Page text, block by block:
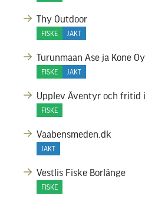
Thy Outdoor
FISKE JAKT
Turunmaan Ase ja Kone Oy
FISKE JAKT
Upplev Äventyr och fritid
FISKE
Vaabensmeden.dk
JAKT
Vestlis Fiske Borlänge
FISKE